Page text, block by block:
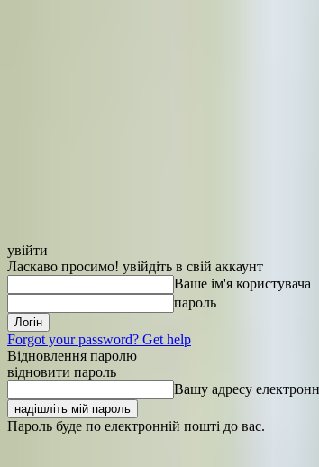
увійти
Ласкаво просимо! увійдіть в свій аккаунт
Ваше ім'я користувача
пароль
Forgot your password? Get help
Відновлення паролю
відновити пароль
Вашу адресу
Пароль буде по електронній пошті до вас.